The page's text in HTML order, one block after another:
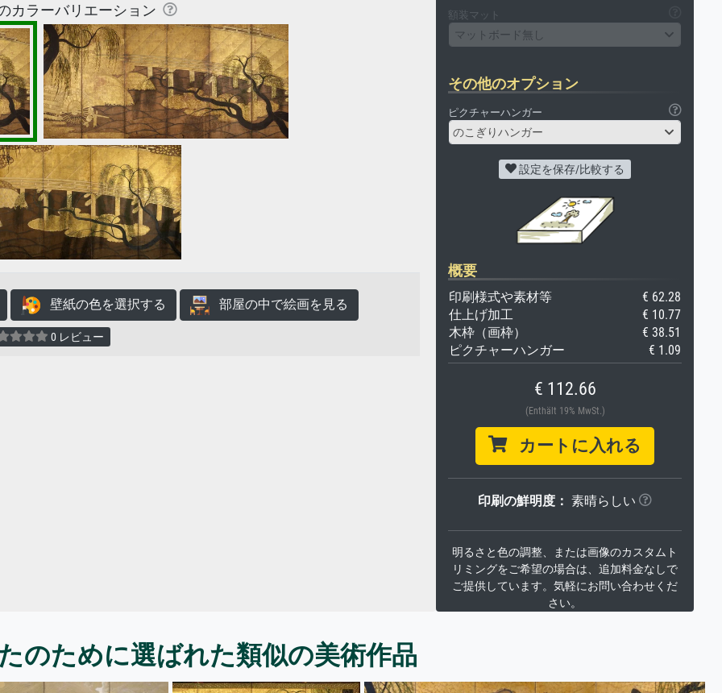
カラーバリエーション
壁紙の色を選択する 部屋の中で絵画を見る
0 レビュー
額装マット
マットボード無し
その他のオプション
ピクチャーハンガー
のこぎりハンガー
設定を保存/比較する
概要
印刷様式や素材等
€ 62.28
仕上げ加工
€ 10.77
木枠（画枠）
€ 38.51
ピクチャーハンガー
€ 1.09
€ 112.66
(Enthält 19% MwSt.)
カートに入れる
印刷の鮮明度： 素晴らしい
明るさと色の調整、または画像のカスタムト
リミングをご希望の場合は、追加料金なしで
ご提供しています。気軽にお問い合わせくだ
さい。
のために選ばれた類似の美術作品